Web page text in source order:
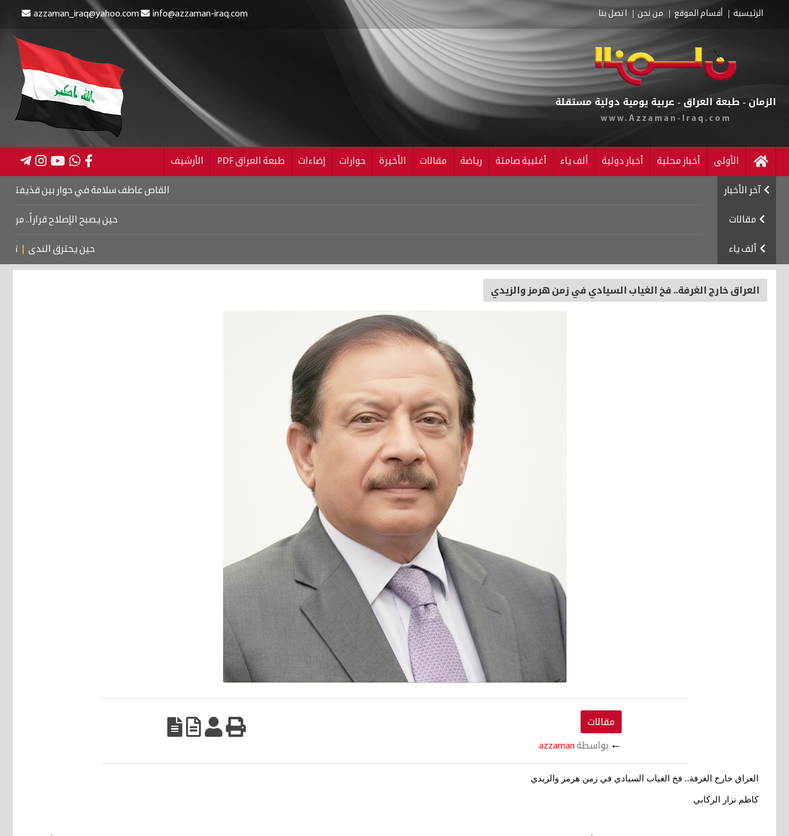
الرئيسية أقسام الموقع من نحن اتصل بنا azzaman_iraq@yahoo.com info@azzaman-iraq.com
الزمان - طبعة العراق - عربية يومية دولية مستقلة
www.Azzaman-Iraq.com
الأولى أخبار محلية أخبار دولية ألف ياء أغلبية صامتة رياضة مقالات الأخيرة حوارات إضاءات طبعة العراق PDF الأرشيف
آخر الأخبار القاص عاطف سلامة في حوار بين قذيفتين | كتاب
مقالات حين يصبح الإصلاح قراراً.. من كربلاء
ألف ياء حين يحترق الندى تشييع
العراق خارج الغرفة.. فخ الغياب السيادي في زمن هرمز والزيدي
مقالات
← بواسطةazzaman
العراق خارج الغرفة.. فخ الغياب السيادي في زمن هرمز والزيدي
كاظم نزار الركابي